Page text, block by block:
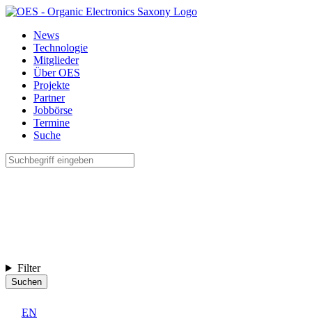
News
Technologie
Mitglieder
Über OES
Projekte
Partner
Jobbörse
Termine
Suche
Filter
Suchen
EN